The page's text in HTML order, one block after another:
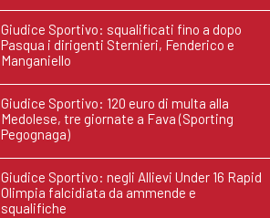
Giudice Sportivo: squalificati fino a dopo
Pasqua i dirigenti Sternieri, Fenderico e
Manganiello
Giudice Sportivo: 120 euro di multa alla
Medolese, tre giornate a Fava (Sporting
Pegognaga)
Giudice Sportivo: negli Allievi Under 16 Rapid
Olimpia falcidiata da ammende e
squalifiche